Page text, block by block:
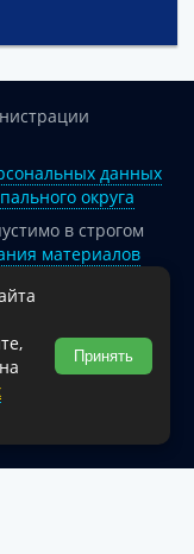
данных
округа
в строгом
материалов
ссылка
интернет-портал
округа.
Принять